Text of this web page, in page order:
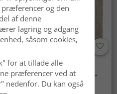
Tæpper til
indendørs/udendørs brug -
Arlo (beige)
og den
af denne
lagring og adgang
såsom cookies,
for at tillade alle
præferencer ved at
nedenfor. Du kan også